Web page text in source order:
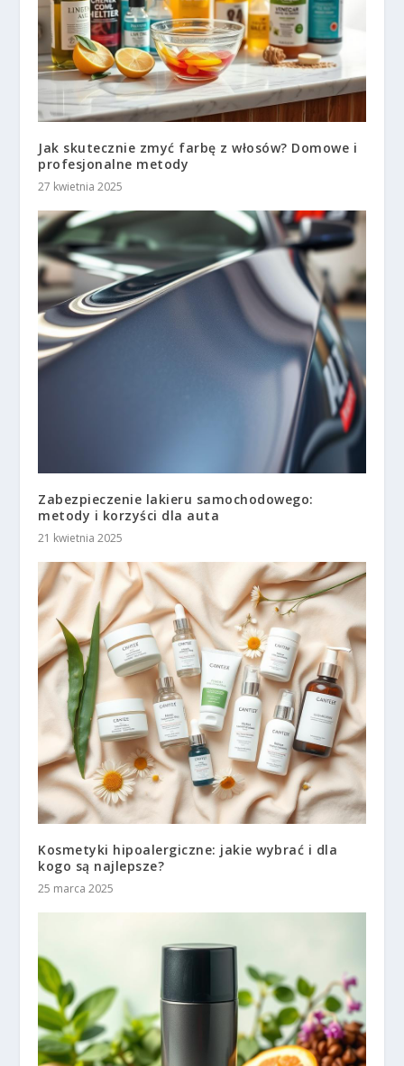
Jak skutecznie zmyć farbę z włosów? Domowe i
profesjonalne metody
27 kwietnia 2025
Zabezpieczenie lakieru samochodowego:
metody i korzyści dla auta
21 kwietnia 2025
Kosmetyki hipoalergiczne: jakie wybrać i dla
kogo są najlepsze?
25 marca 2025